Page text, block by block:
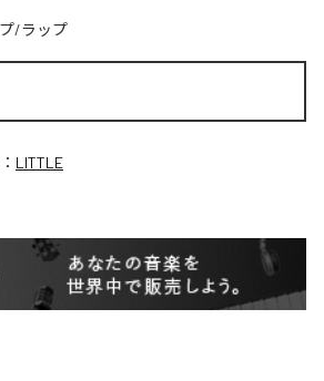
/ラップ
LITTLE